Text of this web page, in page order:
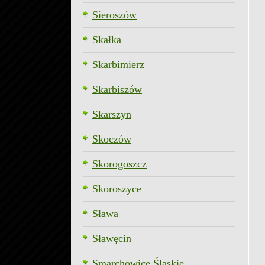
Sieroszów
Skałka
Skarbimierz
Skarbiszów
Skarszyn
Skoczów
Skorogoszcz
Skoroszyce
Sława
Sławęcin